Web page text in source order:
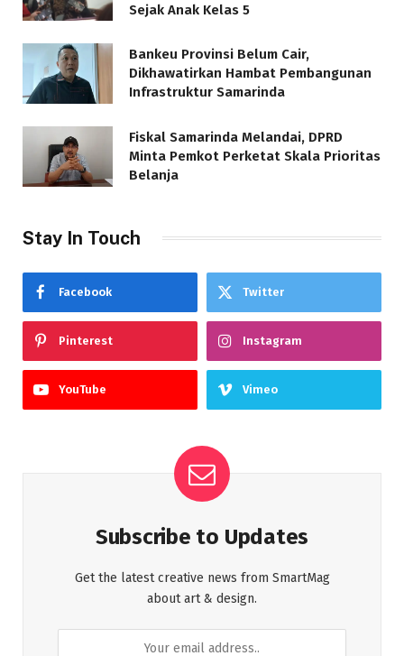
Sejak Anak Kelas 5
Bankeu Provinsi Belum Cair,
Dikhawatirkan Hambat Pembangunan
Infrastruktur Samarinda
Fiskal Samarinda Melandai, DPRD
Minta Pemkot Perketat Skala Prioritas
Belanja
Stay In Touch
Facebook Twitter
Pinterest Instagram
YouTube Vimeo
Subscribe to Updates
Get the latest creative news from SmartMag
about art & design.